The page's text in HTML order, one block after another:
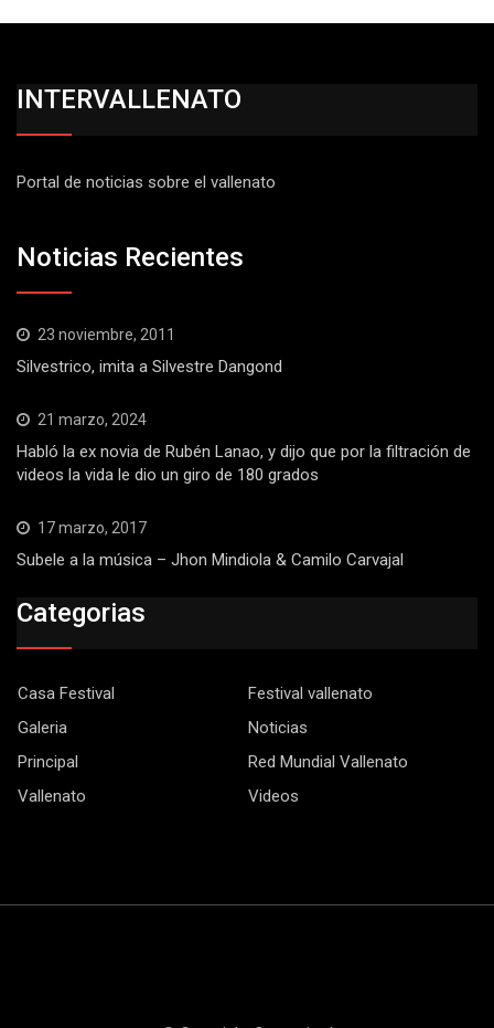
INTERVALLENATO
Portal de noticias sobre el vallenato
Noticias Recientes
23 noviembre, 2011
Silvestrico, imita a Silvestre Dangond
21 marzo, 2024
Habló la ex novia de Rubén Lanao, y dijo que por la filtración de
videos la vida le dio un giro de 180 grados
17 marzo, 2017
Subele a la música – Jhon Mindiola & Camilo Carvajal
Categorias
Casa Festival
Festival vallenato
Galeria
Noticias
Principal
Red Mundial Vallenato
Vallenato
Videos